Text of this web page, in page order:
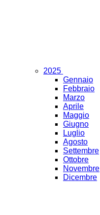
2025
Gennaio
Febbraio
Marzo
Aprile
Maggio
Giugno
Luglio
Agosto
Settembre
Ottobre
Novembre
Dicembre